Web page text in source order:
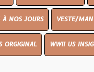
VESTE/MANTEAU
WWII US INSIGNES